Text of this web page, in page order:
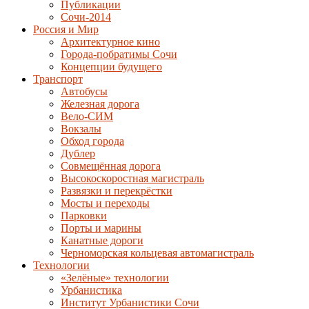
Публикации
Сочи-2014
Россия и Мир
Архитектурное кино
Города-побратимы Сочи
Концепции будущего
Транспорт
Автобусы
Железная дорога
Вело-СИМ
Вокзалы
Обход города
Дублер
Совмещённая дорога
Высокоскоростная магистраль
Развязки и перекрёстки
Мосты и переходы
Парковки
Порты и марины
Канатные дороги
Черноморская кольцевая автомагистраль
Технологии
«Зелёные» технологии
Урбанистика
Институт Урбанистики Сочи